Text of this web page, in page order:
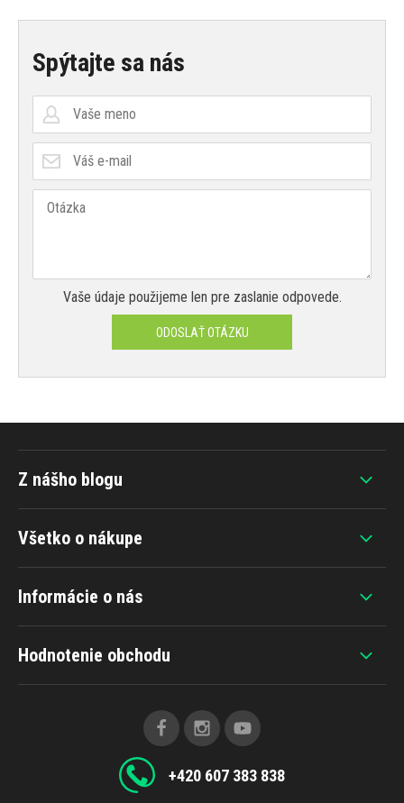
Spýtajte sa nás
Vaše údaje použijeme len pre zaslanie odpovede.
ODOSLAŤ OTÁZKU
Všetko o nákupe
Informácie o nás
Hodnotenie obchodu
+420 607 383 838
Z nášho blogu